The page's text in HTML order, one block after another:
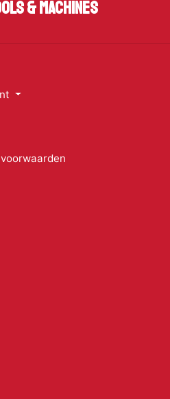
& Machines